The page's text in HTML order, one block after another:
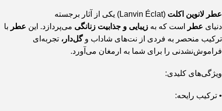
عطر لانوین اکلت
(Lanvin Éclat) یکی از آثار برجسته
دنیای عطر است که به زیبایی و جذابیت زنانگی می‌پردازد. این عطر با
ترکیب منحصر به فردی از نت‌های شاداب وگل‌دار، تجربه‌ای
فراموش‌نشدنی را برای شما به ارمغان می‌آورد.
ویژگی‌های کلیدی:
• ترکیب رایحه: